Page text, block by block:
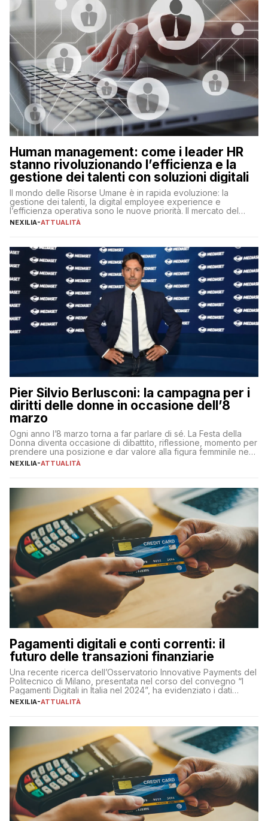
Human management: come i leader HR
stanno rivoluzionando l’efficienza e la
gestione dei talenti con soluzioni digitali
Il mondo delle Risorse Umane è in rapida evoluzione: la
gestione dei talenti, la digital employee experience e
l’efficienza operativa sono le nuove priorità. Il mercato del
lavoro, d’altra parte, è sempre più competitivo con una lotta
NEXILIA-ATTUALITÀ
Pier Silvio Berlusconi: la campagna per i
diritti delle donne in occasione dell’8
marzo
Ogni anno l’8 marzo torna a far parlare di sé. La Festa della
Donna diventa occasione di dibattito, riflessione, momento per
prendere una posizione e dar valore alla figura femminile nella
sua complessità e crucialità. A lanciare un messaggio “forte e
NEXILIA-ATTUALITÀ
Pagamenti digitali e conti correnti: il
futuro delle transazioni finanziarie
Una recente ricerca dell’Osservatorio Innovative Payments del
Politecnico di Milano, presentata nel corso del convegno “I
Pagamenti Digitali in Italia nel 2024”, ha evidenziato i dati
definitivi del primo semestre 2024 relativamente alle
NEXILIA-ATTUALITÀ